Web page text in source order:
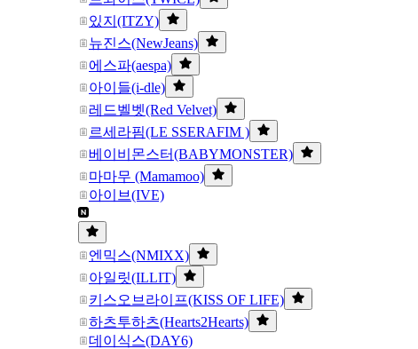
있지(ITZY)
뉴진스(NewJeans)
에스파(aespa)
아이들(i-dle)
레드벨벳(Red Velvet)
르세라핌(LE SSERAFIM )
베이비몬스터(BABYMONSTER)
마마무 (Mamamoo)
아이브(IVE)
엔믹스(NMIXX)
아일릿(ILLIT)
키스오브라이프(KISS OF LIFE)
하츠투하츠(Hearts2Hearts)
데이식스(DAY6)